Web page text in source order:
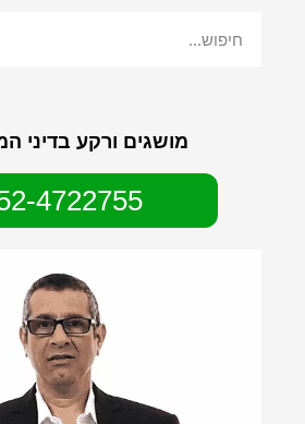
מושגים ורקע בדיני
4722755